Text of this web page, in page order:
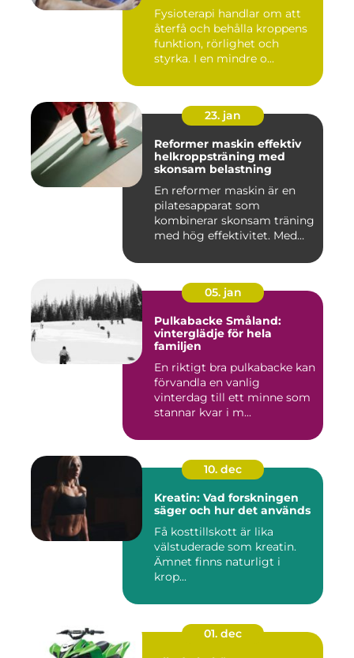
Fysioterapi handlar om att
återfå och behålla kroppens
funktion, rörlighet och
styrka. I en mindre o...
23. jan
Reformer maskin effektiv
helkroppsträning med
skonsam belastning
En reformer maskin är en
pilatesapparat som
kombinerar skonsam träning
med hög effektivitet. Med
05. jan
Pulkabacke Småland:
vinterglädje för hela
familjen
En riktigt bra pulkabacke kan
förvandla en vanlig
vinterdag till ett minne som
stannar kvar i m...
10. dec
Kreatin: Vad forskningen
säger och hur det används
Få kosttillskott är lika
välstuderade som kreatin.
Ämnet finns naturligt i
krop...
01. dec